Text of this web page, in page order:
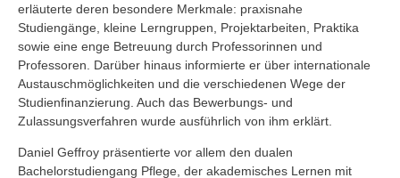
erläuterte deren besondere Merkmale: praxisnahe
Studiengänge, kleine Lerngruppen, Projektarbeiten, Praktika
sowie eine enge Betreuung durch Professorinnen und
Professoren. Darüber hinaus informierte er über internationale
Austauschmöglichkeiten und die verschiedenen Wege der
Studienfinanzierung. Auch das Bewerbungs- und
Zulassungsverfahren wurde ausführlich von ihm erklärt.
Daniel Geffroy präsentierte vor allem den dualen
Bachelorstudiengang Pflege, der akademisches Lernen mit